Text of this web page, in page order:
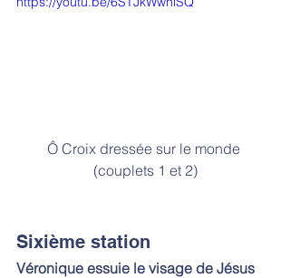
Ô Croix dressée sur le monde
(couplets 1 et 2)
Sixième station
Véronique essuie le visage de Jésus